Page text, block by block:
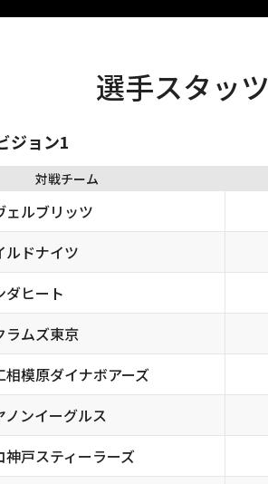
選手スタッツ
ジョン1
対戦チーム
ェルブリッツ
ルドナイツ
ダヒート
ラムズ東京
相模原ダイナボアーズ
ノンイーグルス
神戸スティーラーズ